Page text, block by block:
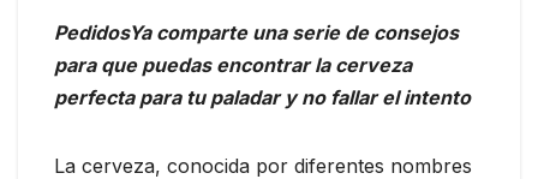
PedidosYa comparte una serie de consejos
para que puedas encontrar la cerveza
perfecta para tu paladar y no fallar el intento
La cerveza, conocida por diferentes nombres